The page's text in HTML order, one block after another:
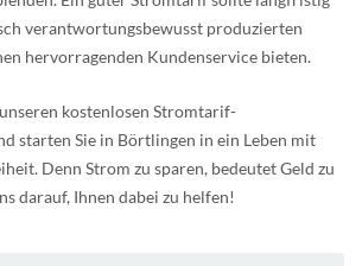
verantwortungsbewusst produzierten
hervorragenden Kundenservice bieten.
kostenlosen Stromtarif-
starten Sie in Börtlingen in ein Leben mit
Denn Strom zu sparen, bedeutet Geld zu
darauf, Ihnen dabei zu helfen!